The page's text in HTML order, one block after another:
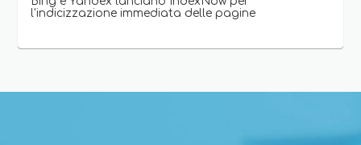
l'indicizzazione immediata delle pagine